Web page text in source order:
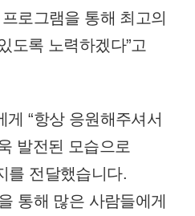
로그램을 통해 최고의
도록 노력하겠다”고
게 “항상 응원해주셔서
발전된 모습으로
를 전달했습니다.
통해 많은 사람들에게